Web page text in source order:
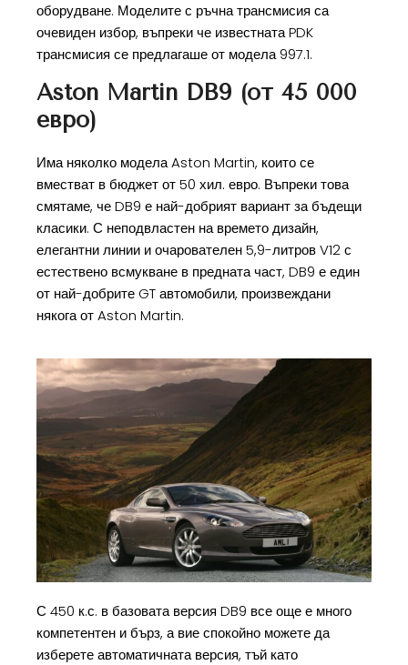
оборудване. Моделите с ръчна трансмисия са
очевиден избор, въпреки че известната PDK
трансмисия се предлагаше от модела 997.1.
Aston Martin DB9 (от 45 000
евро)
Има няколко модела Aston Martin, които се
вместват в бюджет от 50 хил. евро. Въпреки това
смятаме, че DB9 е най-добрият вариант за бъдещи
класики. С неподвластен на времето дизайн,
елегантни линии и очарователен 5,9-литров V12 с
естествено всмукване в предната част, DB9 е един
от най-добрите GT автомобили, произвеждани
някога от Aston Martin.
С 450 к.с. в базовата версия DB9 все още е много
компетентен и бърз, а вие спокойно можете да
изберете автоматичната версия, тъй като